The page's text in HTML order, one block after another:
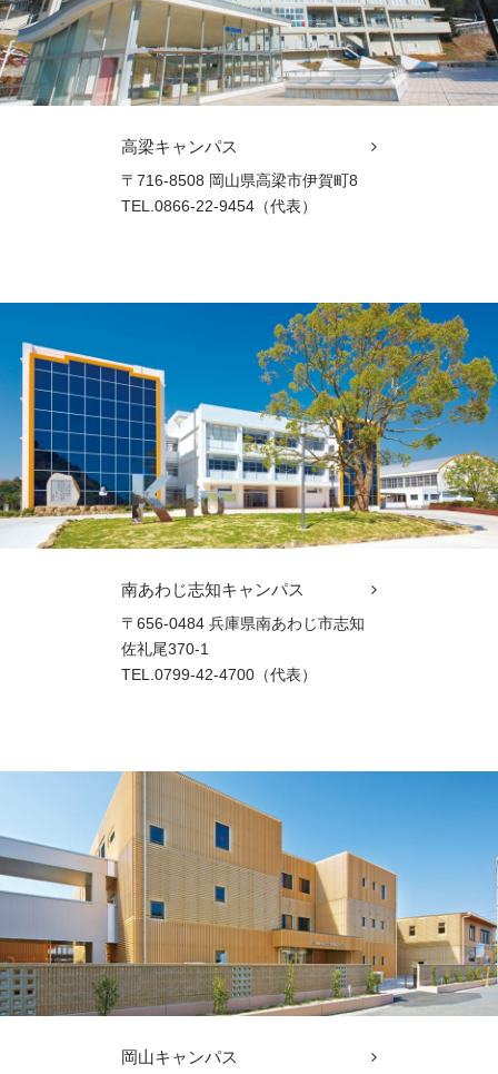
高梁キャンパス
〒716-8508 岡山県高梁市伊賀町8
TEL.0866-22-9454（代表）
南あわじ志知キャンパス
〒656-0484 兵庫県南あわじ市志知
佐礼尾370-1
TEL.0799-42-4700（代表）
岡山キャンパス